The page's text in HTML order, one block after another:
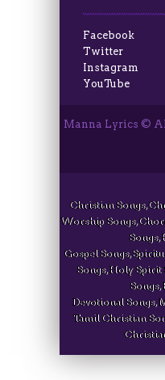
Facebook
Twitter
Instagram
YouTube
Manna Lyrics ©
Christian Songs,
Worship Songs,
Songs,
Gospel Songs,
Songs, Holy
Songs,
Devotional Songs,
Tamil Christian